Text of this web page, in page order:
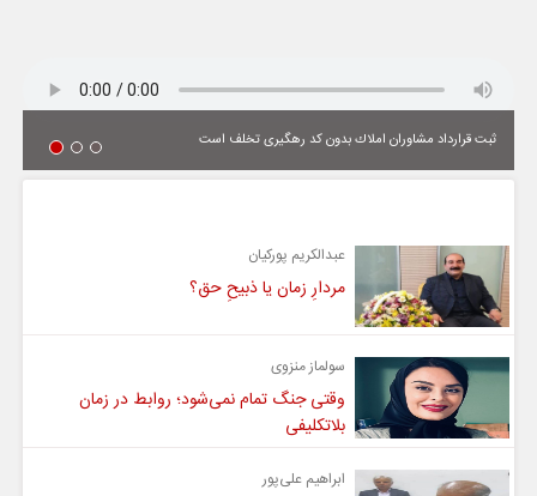
ثبت قرارداد مشاوران املاك بدون كد رهگیری تخلف است
عبدالکریم پورکیان
مردارِ زمان یا ذبیحِ حق؟
سولماز منزوی
وقتی جنگ تمام نمی‌شود؛ روابط در زمان
بلاتکلیفی
ابراهیم علی‌پور